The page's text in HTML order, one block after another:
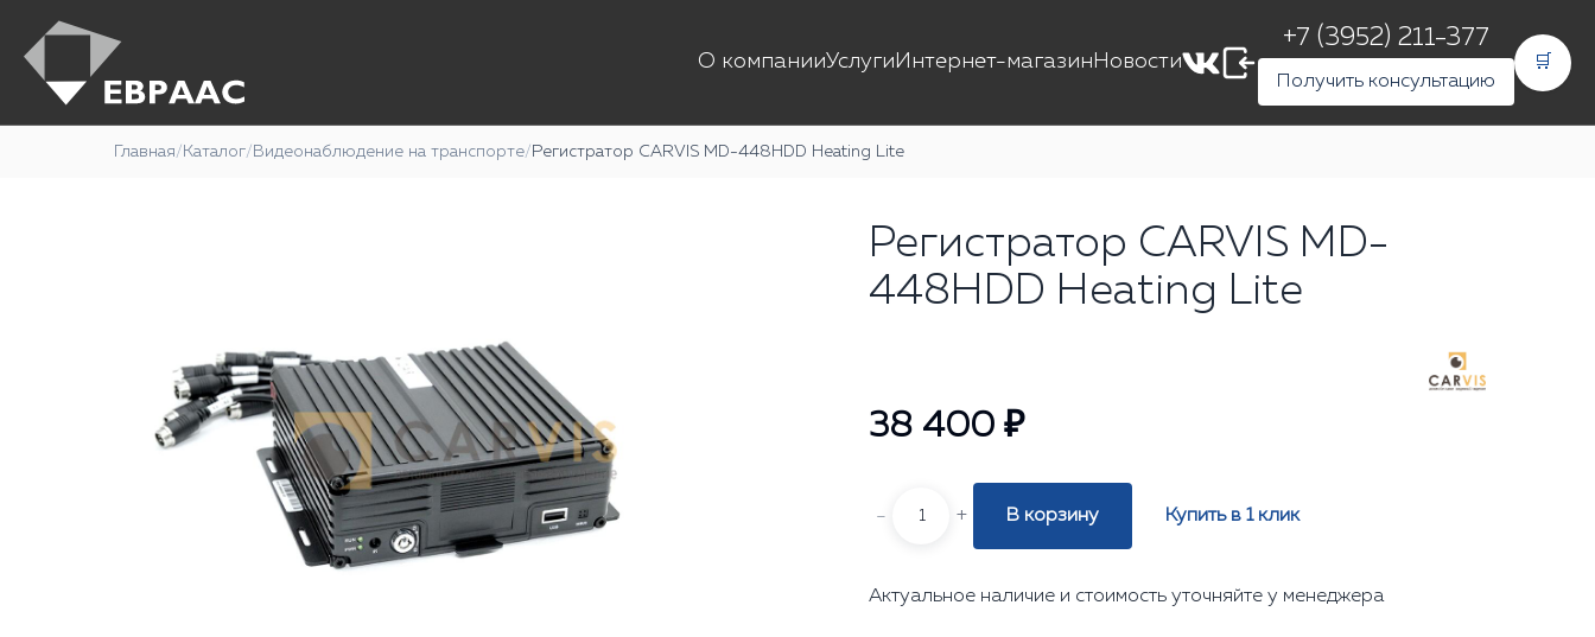
О компанииУслуги Интернет-магазин Новости
+7 (3952) 211-377
Получить консультацию
🛒
Главная/ Каталог/ Видеонаблюдение на транспорте/ Регистратор CARVIS MD-448HDD Heating Lite
Регистратор CARVIS MD-
448HDD Heating Lite
38 400 ₽
- + В корзину Купить в 1 клик
Актуальное наличие и стоимость уточняйте у менеджера